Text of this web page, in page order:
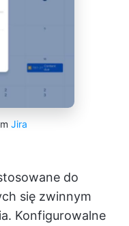
Jira
do
się zwinnym
Konfigurowalne